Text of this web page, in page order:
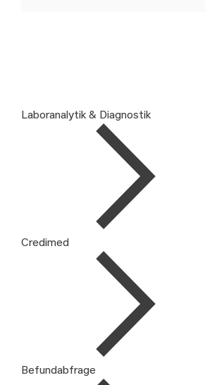
Laboranalytik & Diagnostik
Credimed
Befundabfrage